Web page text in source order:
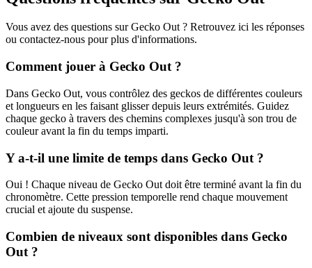
Vous avez des questions sur Gecko Out ? Retrouvez ici les réponses
ou contactez-nous pour plus d'informations.
Comment jouer à Gecko Out ?
Dans Gecko Out, vous contrôlez des geckos de différentes couleurs
et longueurs en les faisant glisser depuis leurs extrémités. Guidez
chaque gecko à travers des chemins complexes jusqu'à son trou de
couleur avant la fin du temps imparti.
Y a-t-il une limite de temps dans Gecko Out ?
Oui ! Chaque niveau de Gecko Out doit être terminé avant la fin du
chronomètre. Cette pression temporelle rend chaque mouvement
crucial et ajoute du suspense.
Combien de niveaux sont disponibles dans Gecko
Out ?